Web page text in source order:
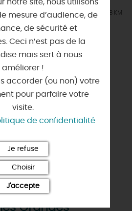
À 8 KM
Granges
notre site, nous utilisons
mesure d’audience, de
de sécurité et
Ceci n’est pas de la
mais sert à nous
améliorer !
accorder (ou non) votre
pour parfaire votre
visite.
de confidentialité
Je refuse
Choisir
J'accepte